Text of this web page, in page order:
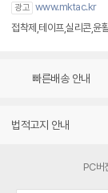
광고 www.mktac.kr
접착제,테이프,실리콘,윤
빠른배송 안내
법적고지 안내
PC버